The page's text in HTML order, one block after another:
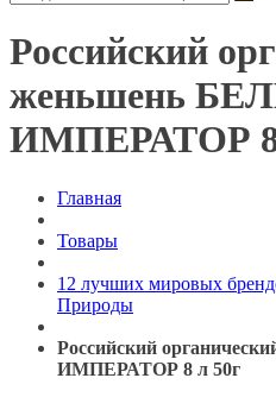
Российский
женьшень
ИМПЕРАТОР 8
Главная
Товары
12 лучших мировых
Природы
Российский
ИМПЕРАТОР 8 л 50г